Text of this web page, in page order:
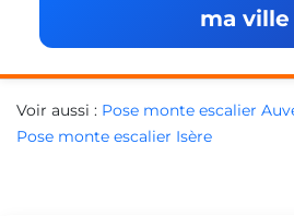
ma ville
Voir aussi : Pose monte escalier
Pose monte escalier Isère